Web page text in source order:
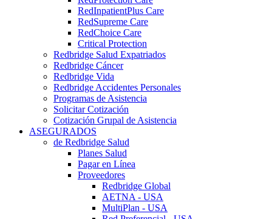
RedInpatientPlus Care
RedSupreme Care
RedChoice Care
Critical Protection
Redbridge Salud Expatriados
Redbridge Cáncer
Redbridge Vida
Redbridge Accidentes Personales
Programas de Asistencia
Solicitar Cotización
Cotización Grupal de Asistencia
ASEGURADOS
de Redbridge Salud
Planes Salud
Pagar en Línea
Proveedores
Redbridge Global
AETNA - USA
MultiPlan - USA